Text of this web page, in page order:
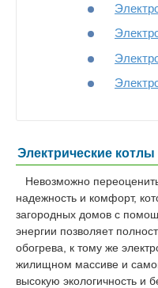
Электрические
Невозможно
надежность и комфорт,
загородных домов с
энергии позволяет
обогрева, к тому же
жилищном массиве и
высокую экологичность и